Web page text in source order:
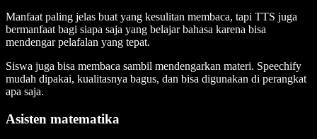
Manfaat paling jelas buat yang kesulitan membaca, tapi TTS juga
bermanfaat bagi siapa saja yang belajar bahasa karena bisa
mendengar pelafalan yang tepat.
Siswa juga bisa membaca sambil mendengarkan materi. Speechify
mudah dipakai, kualitasnya bagus, dan bisa digunakan di perangkat
apa saja.
Asisten matematika